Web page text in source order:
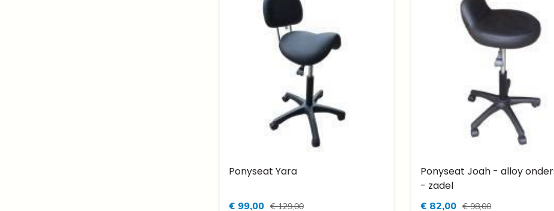
Ponyseat Yara
€ 99,00 € 129,00
Ponyseat Joah - alloy
- zadel
€ 82,00 € 98,00